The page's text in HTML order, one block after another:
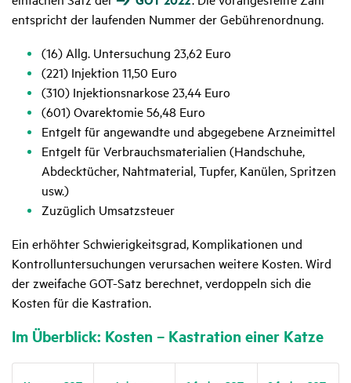
entspricht der laufenden Nummer der Gebührenordnung.
(16) Allg. Untersuchung 23,62 Euro
(221) Injektion 11,50 Euro
(310) Injektionsnarkose 23,44 Euro
(601) Ovarektomie 56,48 Euro
Entgelt für angewandte und abgegebene Arzneimittel
Entgelt für Verbrauchsmaterialien (Handschuhe,
Abdecktücher, Nahtmaterial, Tupfer, Kanülen, Spritzen
usw.)
Zuzüglich Umsatzsteuer
Ein erhöhter Schwierigkeitsgrad, Komplikationen und
Kontrolluntersuchungen verursachen weitere Kosten. Wird
der zweifache GOT-Satz berechnet, verdoppeln sich die
Kosten für die Kastration.
Im Über­blick: Kosten – Kastra­tion einer Katze